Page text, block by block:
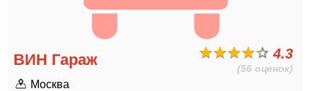
4.3
(56 оценок)
ВИН Гараж
Москва